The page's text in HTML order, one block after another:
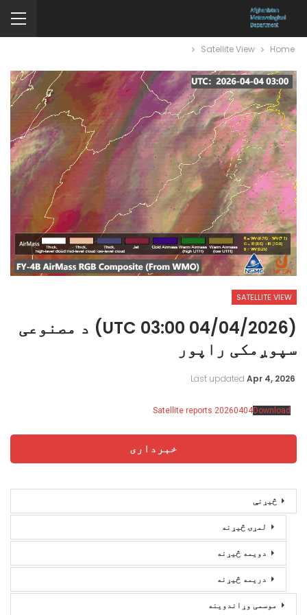
Home
Satellite View
SATELLITE VIEW
(04/04/2026 03:00 UTC) د مصنوعی
سپوږمکی راپور
Last updated Apr 4, 2026
Satellite reports 20260404Download
خبرداری
څیړنې
لمړۍ څیړنه
دویمه څیړنه
دریمه څیړنه
موسمی وړاندوینه